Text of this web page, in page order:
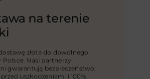
na terenie
złota do dowolnego
Polsce. Nasi partnerzy
gwarantują bezpieczeństwo,
uszkodzeniami i 100%